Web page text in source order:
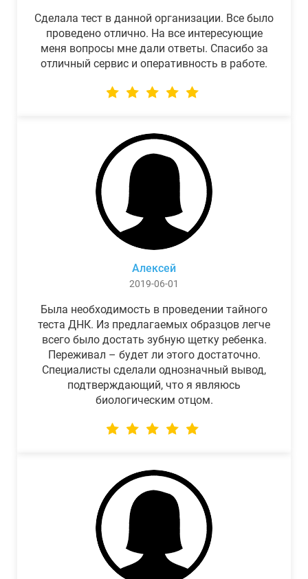
Сделала тест в данной организации. Все было
проведено отлично. На все интересующие
меня вопросы мне дали ответы. Спасибо за
отличный сервис и оперативность в работе.
Алексей
2019-06-01
Была необходимость в проведении тайного
теста ДНК. Из предлагаемых образцов легче
всего было достать зубную щетку ребенка.
Переживал – будет ли этого достаточно.
Специалисты сделали однозначный вывод,
подтверждающий, что я являюсь
биологическим отцом.